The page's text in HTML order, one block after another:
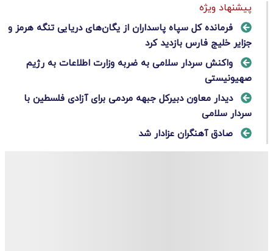
پیشنهاد ویژه
فرمانده‌ کل سپاه پاسداران از یگان‌های دریایی تنگه هرمز و
جزایر خلیج‌ فارس بازدید کرد
واکنش سردار سلامی به ضربه وزارت اطلاعات به رژیم
صهیونیستی
دیدار معاون دبیرکل جبهه مردمی برای آزادی فلسطین با
سردار سلامی
صادق آهنگران عزادار شد